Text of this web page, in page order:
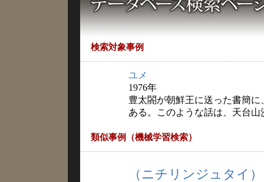
検索対象事例
ユメ
1976年
豊太閤が朝鮮王に送った書簡
ある。このような話は、天台
類似事例（機械学習検索）
（ニチリンジュタイ